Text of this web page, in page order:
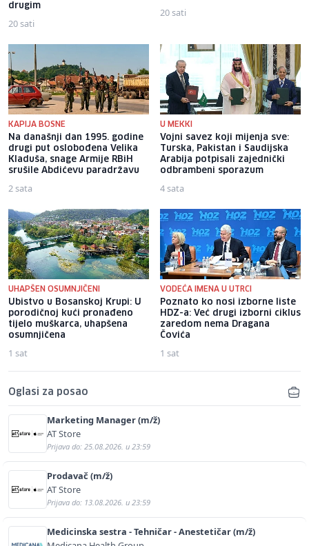
drugim
20 sati
20 sati
KAPIJA BOSNE
Na današnji dan 1995. godine
drugi put oslobođena Velika
Kladuša, snage Armije RBiH
srušile Abdićevu paradržavu
2 sata
U MEKKI
Vojni savez koji mijenja sve:
Turska, Pakistan i Saudijska
Arabija potpisali zajednički
odbrambeni sporazum
4 sata
UHAPŠEN OSUMNJIČENI
Ubistvo u Bosanskoj Krupi: U
porodičnoj kući pronađeno
tijelo muškarca, uhapšena
osumnjičena
1 sat
VODEĆA IMENA U UTRCI
Poznato ko nosi izborne liste
HDZ-a: Već drugi izborni ciklus
zaredom nema Dragana
Čovića
1 sat
Oglasi za posao
Marketing Manager (m/ž)
AT Store
Prijava do: 25.08.2026. u 23:59
Prodavač (m/ž)
AT Store
Prijava do: 13.08.2026. u 23:59
Medicinska sestra - Tehničar - Anestetičar (m/ž)